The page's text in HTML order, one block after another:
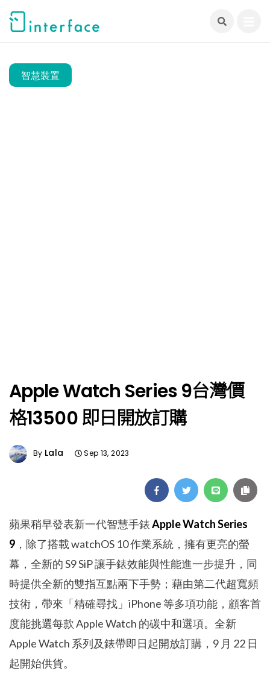
智慧裝置
Apple Watch Series 9台灣價
格13500 即日開放訂購
By Lala Sep 13, 2023
蘋果稍早發表新一代智慧手錶Apple Watch Series
9 ，除了搭載 watchOS 10 作業系統，擁有更亮的螢
幕，全新的 S9 SiP 讓手錶效能與性能進一步提升，同
時提供全新的雙指互點兩下手勢；藉由第二代超寬頻
技術，帶來「精確尋找」iPhone 等多項功能，顧客首
度能挑選每款 Apple Watch 的碳中和選項。全新
Apple Watch 系列及錶帶即日起開放訂購，9 月 22 日
起開始供貨。